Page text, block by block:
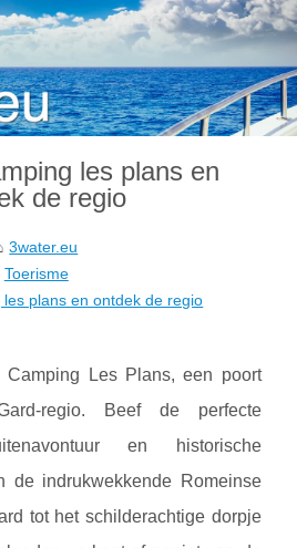
les plans en
de regio
3water.eu
Toerisme
les plans en ontdek de regio
Les Plans, een poort
regio. Beef de perfecte
en historische
de indrukwekkende Romeinse
tot het schilderachtige dorpje